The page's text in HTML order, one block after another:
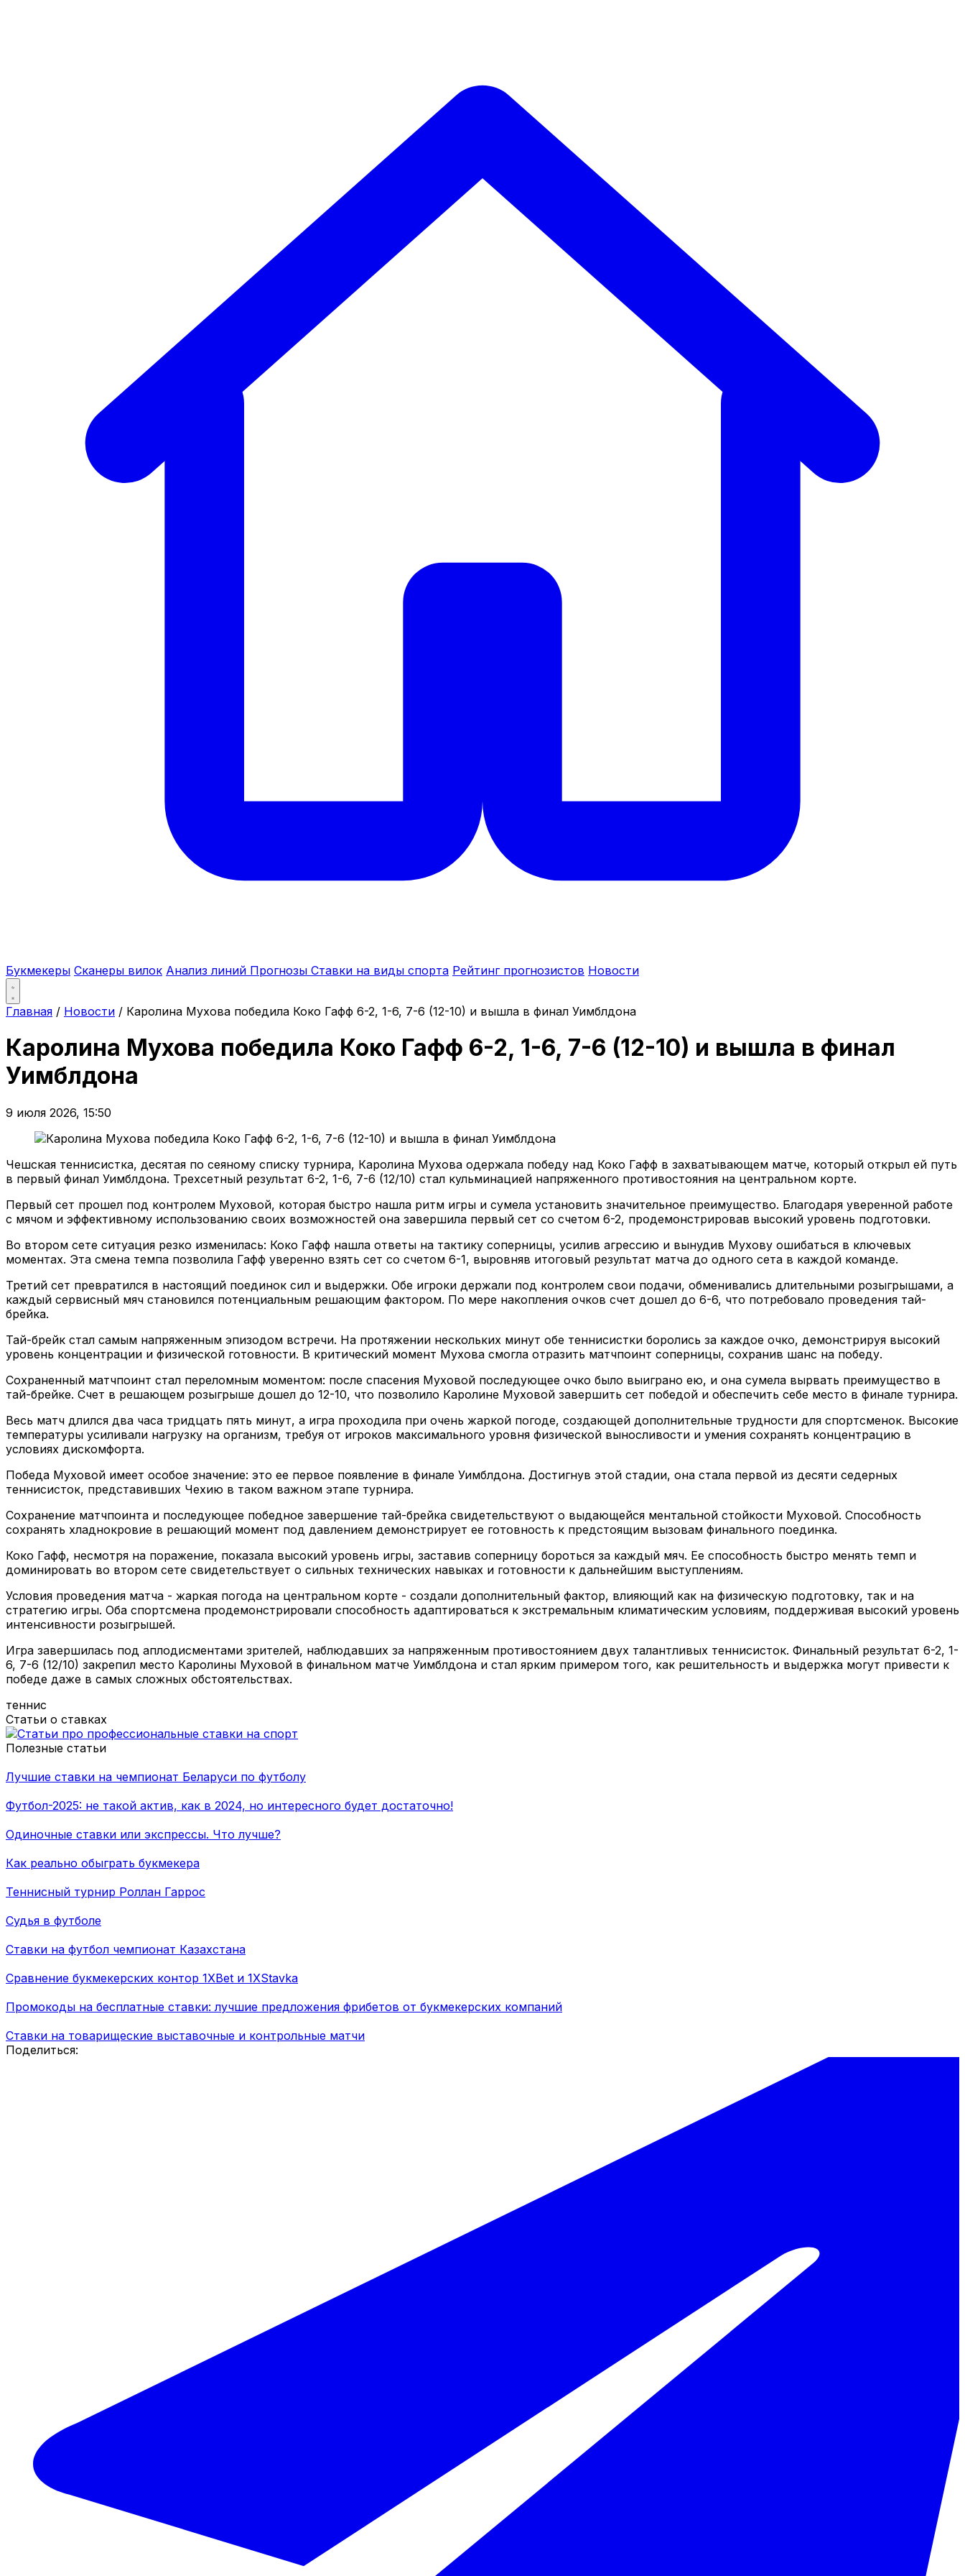
Букмекеры Сканеры вилок Анализ линий Прогнозы Ставки на виды спорта Рейтинг прогнозистов Новости
Главная / Новости / Каролина Мухова победила Коко Гафф 6-2, 1-6, 7-6 (12-10) и вышла в финал Уимблдона
Каролина Мухова победила Коко Гафф 6-2, 1-6, 7-6 (12-10) и вышла в финал
Уимблдона
9 июля 2026, 15:50
Чешская теннисистка, десятая по сеяному списку турнира, Каролина Мухова одержала победу над Коко Гафф в захватывающем матче, который открыл ей путь
в первый финал Уимблдона. Трехсетный результат 6-2, 1-6, 7-6 (12/10) стал кульминацией напряженного противостояния на центральном корте.
Первый сет прошел под контролем Муховой, которая быстро нашла ритм игры и сумела установить значительное преимущество. Благодаря уверенной работе
с мячом и эффективному использованию своих возможностей она завершила первый сет со счетом 6-2, продемонстрировав высокий уровень подготовки.
Во втором сете ситуация резко изменилась: Коко Гафф нашла ответы на тактику соперницы, усилив агрессию и вынудив Мухову ошибаться в ключевых
моментах. Эта смена темпа позволила Гафф уверенно взять сет со счетом 6-1, выровняв итоговый результат матча до одного сета в каждой команде.
Третий сет превратился в настоящий поединок сил и выдержки. Обе игроки держали под контролем свои подачи, обменивались длительными розыгрышами, а
каждый сервисный мяч становился потенциальным решающим фактором. По мере накопления очков счет дошел до 6-6, что потребовало проведения тай-
брейка.
Тай-брейк стал самым напряженным эпизодом встречи. На протяжении нескольких минут обе теннисистки боролись за каждое очко, демонстрируя высокий
уровень концентрации и физической готовности. В критический момент Мухова смогла отразить матчпоинт соперницы, сохранив шанс на победу.
Сохраненный матчпоинт стал переломным моментом: после спасения Муховой последующее очко было выиграно ею, и она сумела вырвать преимущество в
тай-брейке. Счет в решающем розыгрыше дошел до 12-10, что позволило Каролине Муховой завершить сет победой и обеспечить себе место в финале турнира.
Весь матч длился два часа тридцать пять минут, а игра проходила при очень жаркой погоде, создающей дополнительные трудности для спортсменок. Высокие
температуры усиливали нагрузку на организм, требуя от игроков максимального уровня физической выносливости и умения сохранять концентрацию в
условиях дискомфорта.
Победа Муховой имеет особое значение: это ее первое появление в финале Уимблдона. Достигнув этой стадии, она стала первой из десяти седерных
теннисисток, представивших Чехию в таком важном этапе турнира.
Сохранение матчпоинта и последующее победное завершение тай-брейка свидетельствуют о выдающейся ментальной стойкости Муховой. Способность
сохранять хладнокровие в решающий момент под давлением демонстрирует ее готовность к предстоящим вызовам финального поединка.
Коко Гафф, несмотря на поражение, показала высокий уровень игры, заставив соперницу бороться за каждый мяч. Ее способность быстро менять темп и
доминировать во втором сете свидетельствует о сильных технических навыках и готовности к дальнейшим выступлениям.
Условия проведения матча - жаркая погода на центральном корте - создали дополнительный фактор, влияющий как на физическую подготовку, так и на
стратегию игры. Оба спортсмена продемонстрировали способность адаптироваться к экстремальным климатическим условиям, поддерживая высокий уровень
интенсивности розыгрышей.
Игра завершилась под аплодисментами зрителей, наблюдавших за напряженным противостоянием двух талантливых теннисисток. Финальный результат 6-2, 1-
6, 7-6 (12/10) закрепил место Каролины Муховой в финальном матче Уимблдона и стал ярким примером того, как решительность и выдержка могут привести к
победе даже в самых сложных обстоятельствах.
теннис
Статьи о ставках
Полезные статьи
Лучшие ставки на чемпионат Беларуси по футболу
Футбол-2025: не такой актив, как в 2024, но интересного будет достаточно!
Одиночные ставки или экспрессы. Что лучше?
Как реально обыграть букмекера
Теннисный турнир Роллан Гаррос
Судья в футболе
Ставки на футбол чемпионат Казахстана
Сравнение букмекерских контор 1XBet и 1XStavka
Промокоды на бесплатные ставки: лучшие предложения фрибетов от букмекерских компаний
Ставки на товарищеские выставочные и контрольные матчи
Поделиться: